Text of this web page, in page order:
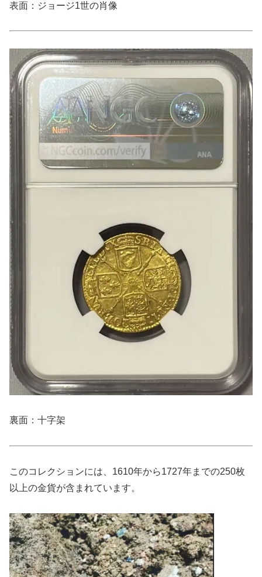
表面：ジョージ1世の肖像
裏面：十字架
このコレクションには、1610年から1727年までの250枚
以上の金貨が含まれています。